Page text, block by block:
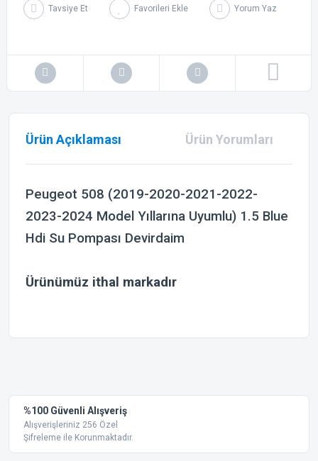
Tavsiye Et Yorum Yaz
Ürün Açıklaması Ürün Yorumları
Peugeot 508 (2019-2020-2021-2022-
2023-2024 Model Yıllarına Uyumlu) 1.5 Blue
Hdi Su Pompası Devirdaim
Ürünümüz ithal markadır
Ürün resmi kalitesiz, bozuk veya görüntülenemiyor.
Ürün açıklamasında eksik bilgiler bulunuyor.
%100 Güvenli Alışveriş
Alışverişleriniz 256 Özel
Şifreleme ile Korunmaktadır.